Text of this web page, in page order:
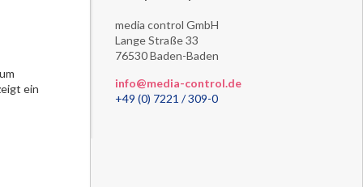
ein
media control GmbH
Lange Straße 33
76530 Baden-Baden
info@media-control.de
+49 (0) 7221 / 309-0